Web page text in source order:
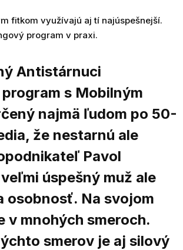
fitkom využívajú aj tí najúspešnejší.
program v praxi.
Antistárnuci
s Mobilným
najmä ľudom po 50-
že nestarnú ale
Pavol
úspešný muž ale
osobnosť. Na svojom
v mnohých smeroch.
smerov je aj silový